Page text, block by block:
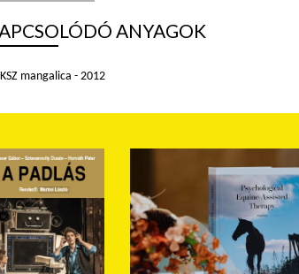
ANYAGOK
mangalica - 2012